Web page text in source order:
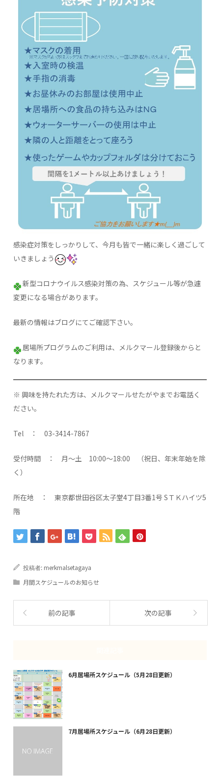
感染症対策をしっかりして、今月も皆で一緒に楽しく過ごして
いきましょう
新型コロナウイルス感染対策の為、スケジュール等が急遽
変更になる場合があります。
最新の情報はブログにてご確認下さい。
居場所プログラムのご利用は、メルクマール登録後からと
なります。
※ 興味を持たれた方は、メルクマールせたがやまでお電話く
ださい。
Tel ： 03-3414-7867
受付時間 ： 月～土 10:00～18:00 （祝日、年末年始を除
く）
所在地 ： 東京都世田谷区太子堂4丁目3番1号 SＴＫハイツ5
階
投稿者: merkmalsetagaya
月間スケジュールのお知らせ
前の記事 次の記事
6月居場所スケジュール（5月28日更新）
7月居場所スケジュール（6月28日更新）